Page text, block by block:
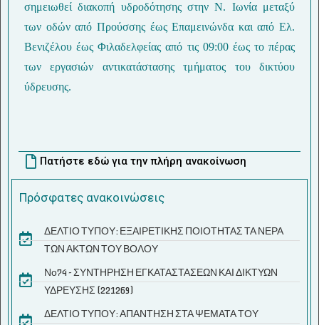
σημειωθεί διακοπή υδροδότησης στην Ν. Ιωνία μεταξύ
των οδών από Προύσσης έως Επαμεινώνδα και από Ελ.
Βενιζέλου έως Φιλαδελφείας από τις 09:00 έως το πέρας
των εργασιών αντικατάστασης τμήματος του δικτύου
ύδρευσης.
Πατήστε εδώ για την πλήρη ανακοίνωση
Πρόσφατες ανακοινώσεις
ΔΕΛΤΙΟ ΤΥΠΟΥ: ΕΞΑΙΡΕΤΙΚΗΣ ΠΟΙΟΤΗΤΑΣ ΤΑ ΝΕΡΑ
ΤΩΝ ΑΚΤΩΝ ΤΟΥ ΒΟΛΟΥ
Νο74 - ΣΥΝΤΗΡΗΣΗ ΕΓΚΑΤΑΣΤΑΣΕΩΝ ΚΑΙ ΔΙΚΤΥΩΝ
ΥΔΡΕΥΣΗΣ (221269)
ΔΕΛΤΙΟ ΤΥΠΟΥ: ΑΠΑΝΤΗΣΗ ΣΤΑ ΨΕΜΑΤΑ ΤΟΥ